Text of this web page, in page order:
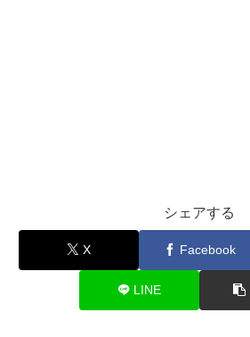
シェアする
X Facebook
LINE